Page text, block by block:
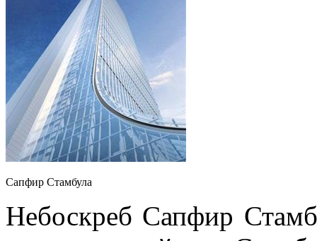
Сапфир Стамбула
Небоскреб Сапфир